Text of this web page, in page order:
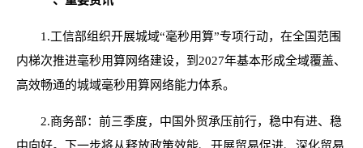
1.工信部组织开展城域“毫秒用算”专项行动，在全国范围
内梯次推进毫秒用算网络建设，到2027年基本形成全域覆盖、
高效畅通的城域毫秒用算网络能力体系。
2.商务部：前三季度，中国外贸承压前行，稳中有进、稳